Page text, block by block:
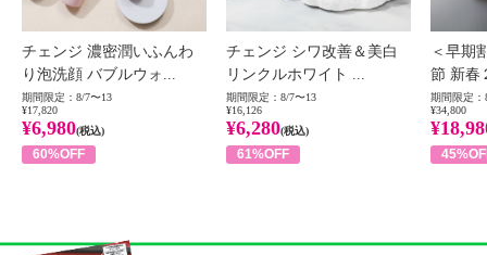
チェンジ 濃密潤いふんわ
り泡洗顔 バブルウォ...
期間限定：8/7〜13
¥17,820
¥6,980(税込)
60%OFF
チェンジ シワ改善＆美白
リンクルホワイト ...
期間限定：8/7〜13
¥16,126
¥6,280(税込)
61%OFF
＜早期
節 新春
期間限定：
¥34,800